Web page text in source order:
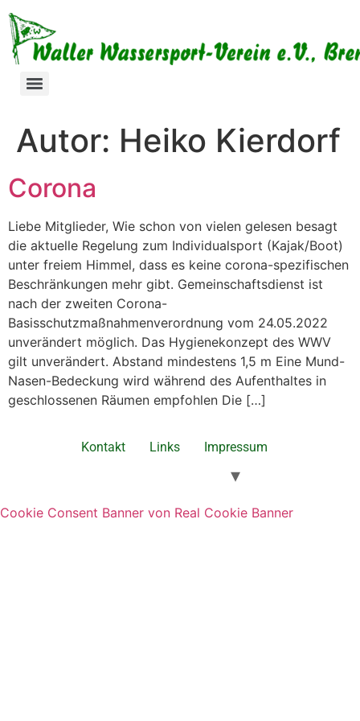
Autor: Heiko Kierdorf
Corona
Liebe Mitglieder, Wie schon von vielen gelesen besagt
die aktuelle Regelung zum Individualsport (Kajak/Boot)
unter freiem Himmel, dass es keine corona-spezifischen
Beschränkungen mehr gibt. Gemeinschaftsdienst ist
nach der zweiten Corona-
Basisschutzmaßnahmenverordnung vom 24.05.2022
unverändert möglich. Das Hygienekonzept des WWV
gilt unverändert. Abstand mindestens 1,5 m Eine Mund-
Nasen-Bedeckung wird während des Aufenthaltes in
geschlossenen Räumen empfohlen Die […]
Kontakt Links Impressum
Cookie Consent Banner von Real Cookie Banner